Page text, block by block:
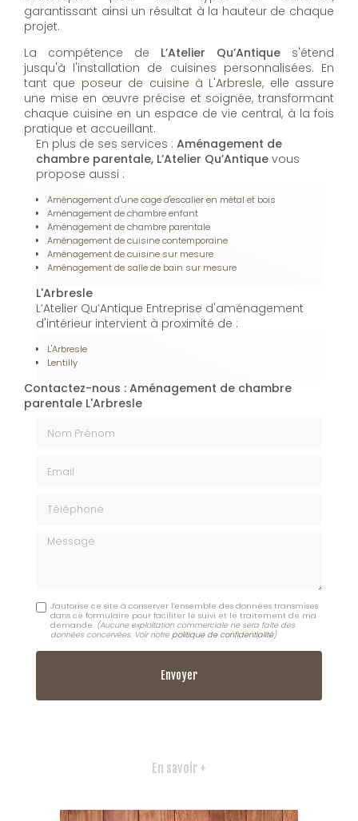
garantissant ainsi un résultat à la hauteur de chaque
projet.
La compétence de L’Atelier Qu’Antique s'étend
jusqu'à l'installation de cuisines personnalisées. En
tant que poseur de cuisine à L'Arbresle, elle assure
une mise en œuvre précise et soignée, transformant
chaque cuisine en un espace de vie central, à la fois
pratique et accueillant.
En plus de ses services : Aménagement de
chambre parentale, L’Atelier Qu’Antique vous
propose aussi :
Aménagement d'une cage d'escalier en métal et bois
Aménagement de chambre enfant
Aménagement de chambre parentale
Aménagement de cuisine contemporaine
Aménagement de cuisine sur mesure
Aménagement de salle de bain sur mesure
L'Arbresle
L’Atelier Qu’Antique Entreprise d'aménagement
d'intérieur intervient à proximité de :
L'Arbresle
Lentilly
Contactez-nous : Aménagement de chambre
parentale L'Arbresle
Message
J'autorise ce site à conserver l'ensemble des données transmises
dans ce formulaire pour faciliter le suivi et le traitement de ma
demande. (Aucune exploitation commerciale ne sera faite des
données concervées. Voir notre politique de confidentialité)
En savoir +